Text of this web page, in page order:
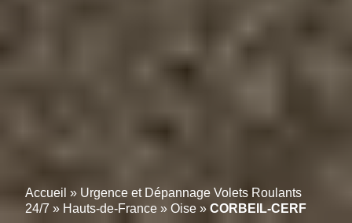
Accueil » Urgence et Dépannage Volets Roulants
24/7 » Hauts-de-France » Oise » CORBEIL-CERF